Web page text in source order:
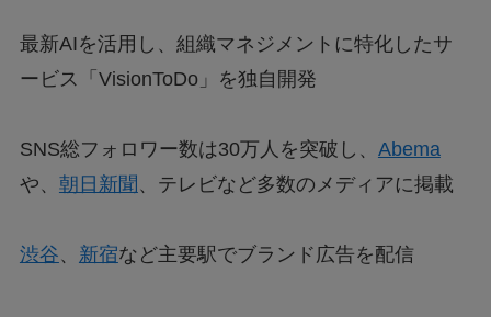
最新AIを活用し、組織マネジメントに特化したサ
ービス「VisionToDo」を独自開発
SNS総フォロワー数は30万人を突破し、 Abema
や、 朝日新聞 、テレビなど多数のメディアに掲載
渋谷、 新宿など主要駅でブランド広告を配信